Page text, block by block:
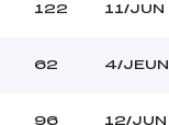
122 11/JUN
62 4/JEUN
96 12/JUN